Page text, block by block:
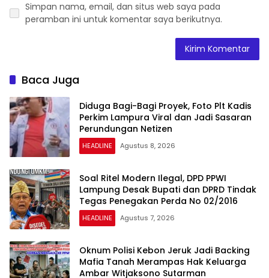
Simpan nama, email, dan situs web saya pada
peramban ini untuk komentar saya berikutnya.
Baca Juga
Diduga Bagi-Bagi Proyek, Foto Plt Kadis
Perkim Lampura Viral dan Jadi Sasaran
Perundungan Netizen
HEADLINE Agustus 8, 2026
Soal Ritel Modern Ilegal, DPD PPWI
Lampung Desak Bupati dan DPRD Tindak
Tegas Penegakan Perda No 02/2016
HEADLINE Agustus 7, 2026
Oknum Polisi Kebon Jeruk Jadi Backing
Mafia Tanah Merampas Hak Keluarga
Ambar Witjaksono Sutarman